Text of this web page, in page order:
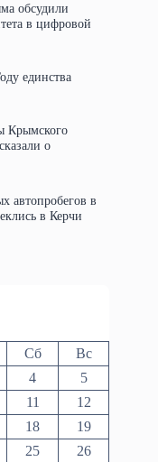
обсудили
в цифровой
единства
Крымского
о
автопробегов в
в Керчи
Сб
Вс
4
5
11
12
18
19
25
26